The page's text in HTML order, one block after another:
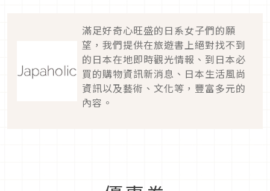
滿足好奇心旺盛的日系女子們的願
望，我們提供在旅遊書上絕對找不到
的日本在地即時觀光情報、到日本必
買的購物資訊新消息、日本生活風尚
資訊以及藝術、文化等，豐富多元的
內容。